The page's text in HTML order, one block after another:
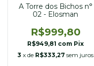
A Torre dos Bichos n°
02 - Elosman
R$999,80
R$949,81 com Pix
3 x de R$333,27 sem juros